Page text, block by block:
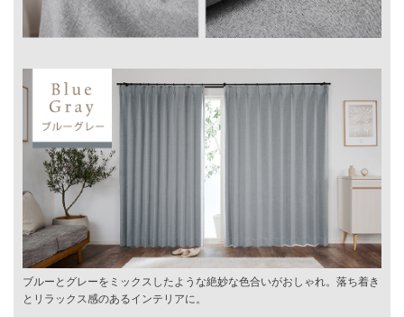
ブルーとグレーをミックスしたような絶妙な色合いがおしゃれ。落ち着き
とリラックス感のあるインテリアに。